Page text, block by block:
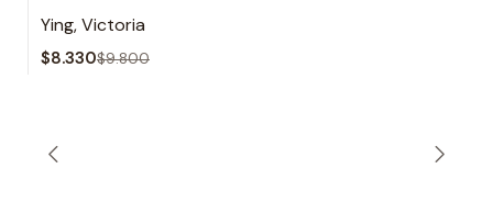
Ying, Victoria
$8.330$9.800